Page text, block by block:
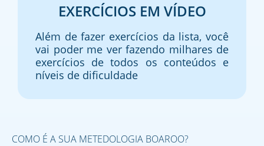
EXERCÍCIOS EM VÍDEO
Além de fazer exercícios da lista, você
vai poder me ver fazendo milhares de
exercícios de todos os conteúdos e
níveis de dificuldade
COMO É A SUA METEDOLOGIA BOAROO?